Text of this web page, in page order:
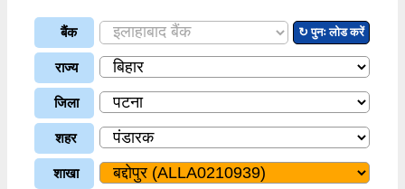
बैंक ↻ पुनः लोड करें
राज्य
जिला
शहर
शाखा